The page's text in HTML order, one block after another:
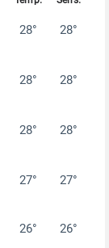
28° 28°
28° 28°
28° 28°
27° 27°
26° 26°